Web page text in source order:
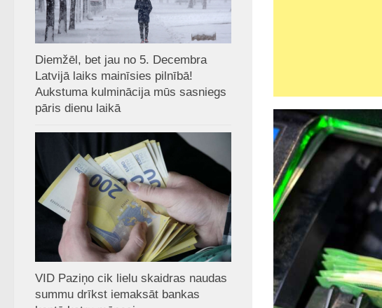
Diemžēl, bet jau no 5. Decembra
Latvijā laiks mainīsies pilnībā!
Aukstuma kulminācija mūs sasniegs
pāris dienu laikā
VID Paziņo cik lielu skaidras naudas
summu drīkst iemaksāt bankas